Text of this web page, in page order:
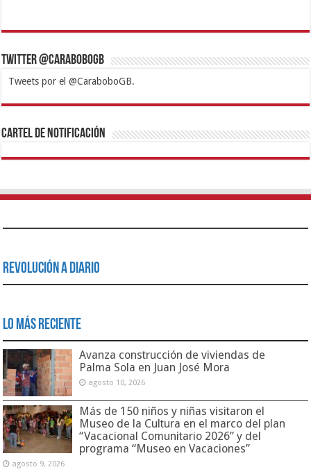
Twitter @CaraboboGB
Tweets por el @CaraboboGB.
1xbetBetturkeyBetistKralbetSupertotobetTipobetMatadorbetMariobet
https://mvbcasino.com/
Cartel de Notificación
Revolución a Diario
Lo Más Reciente
Avanza construcción de viviendas de
Palma Sola en Juan José Mora
agosto 10, 2026
Más de 150 niños y niñas visitaron el
Museo de la Cultura en el marco del plan
“Vacacional Comunitario 2026” y del
programa “Museo en Vacaciones”
agosto 9, 2026